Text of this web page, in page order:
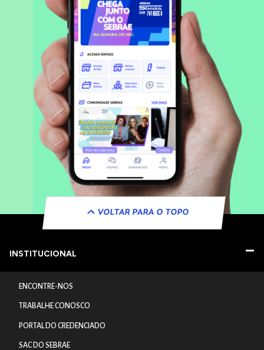
VOLTAR PARA O TOPO
INSTITUCIONAL
ENCONTRE-NOS
TRABALHE CONOSCO
PORTAL DO CREDENCIADO
SAC DO SEBRAE